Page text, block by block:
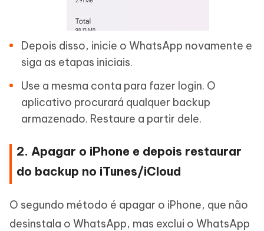
Depois disso, inicie o WhatsApp novamente e
siga as etapas iniciais.
Use a mesma conta para fazer login. O
aplicativo procurará qualquer backup
armazenado. Restaure a partir dele.
2. Apagar o iPhone e depois restaurar
do backup no iTunes/iCloud
O segundo método é apagar o iPhone, que não
desinstala o WhatsApp, mas exclui o WhatsApp